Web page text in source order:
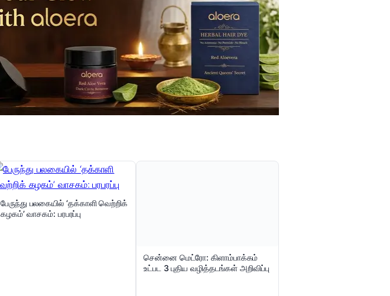
பேருந்து பலகையில் ‘தக்காளி வெற்றிக்
கழகம்’ வாசகம்: பரபரப்பு
சென்னை மெட்ரோ: கிளாம்பாக்கம்
உட்பட 3 புதிய வழித்தடங்கள் அறிவிப்பு